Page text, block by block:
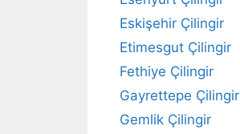
Eskişehir Çilingir
Etimesgut Çilingir
Fethiye Çilingir
Gayrettepe Çilingir
Gemlik Çilingir